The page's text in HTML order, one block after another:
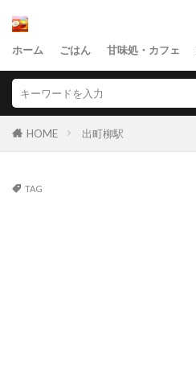
ホーム ごはん 甘味処・カフェ
HOME 出町柳駅
TAG